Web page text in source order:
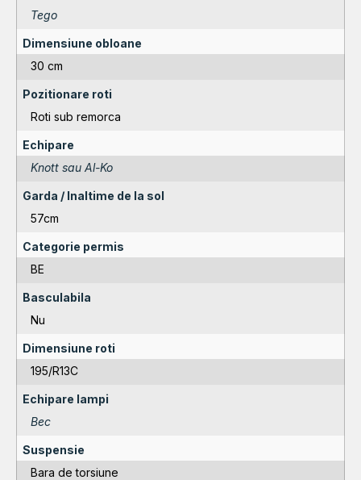
Tego
Dimensiune obloane
30 cm
Pozitionare roti
Roti sub remorca
Echipare
Knott sau Al-Ko
Garda / Inaltime de la sol
57cm
Categorie permis
BE
Basculabila
Nu
Dimensiune roti
195/R13C
Echipare lampi
Bec
Suspensie
Bara de torsiune